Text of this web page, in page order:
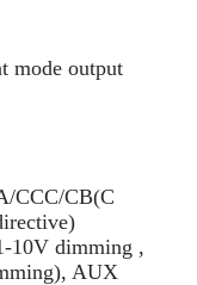
mode output
CCC/CB(C
10V dimming ,
AUX